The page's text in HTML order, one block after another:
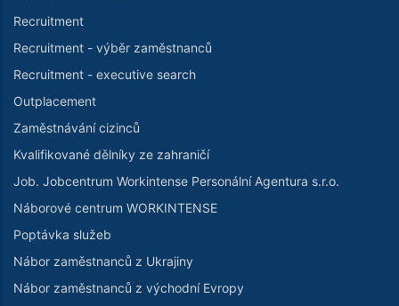
Recruitment
Recruitment - výběr zaměstnanců
Recruitment - executive search
Outplacement
Zaměstnávání cizinců
Kvalifikované dělníky ze zahraničí
Job. Jobcentrum Workintense Personální Agentura s.r.o.
Náborové centrum WORKINTENSE
Poptávka služeb
Nábor zaměstnanců z Ukrajiny
Nábor zaměstnanců z východní Evropy